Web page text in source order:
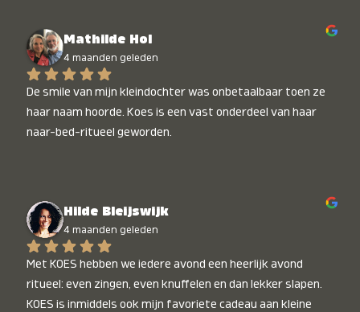
Mathilde Hol
4 maanden geleden
De smile van mijn kleindochter was onbetaalbaar toen ze
haar naam hoorde. Koes is een vast onderdeel van haar
naar-bed-ritueel geworden.
Hilde Bleijswijk
4 maanden geleden
Met KOES hebben we iedere avond een heerlijk avond
ritueel: even zingen, even knuffelen en dan lekker slapen.
KOES is inmiddels ook mijn favoriete cadeau aan kleine